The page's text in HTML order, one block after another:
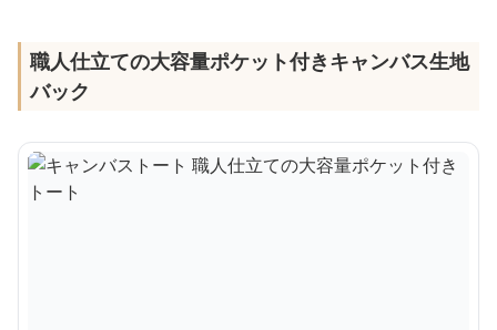
職人仕立ての大容量ポケット付きキャンバス生地
バック